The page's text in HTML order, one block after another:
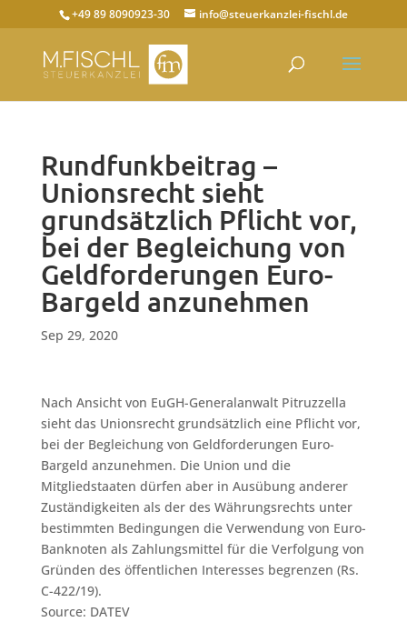
+49 89 8090923-30 info@steuerkanzlei-fischl.de
Rundfunkbeitrag –
Unionsrecht sieht
grundsätzlich Pflicht vor,
bei der Begleichung von
Geldforderungen Euro-
Bargeld anzunehmen
Sep 29, 2020
Nach Ansicht von EuGH-Generalanwalt Pitruzzella
sieht das Unionsrecht grundsätzlich eine Pflicht vor,
bei der Begleichung von Geldforderungen Euro-
Bargeld anzunehmen. Die Union und die
Mitgliedstaaten dürfen aber in Ausübung anderer
Zuständigkeiten als der des Währungsrechts unter
bestimmten Bedingungen die Verwendung von Euro-
Banknoten als Zahlungsmittel für die Verfolgung von
Gründen des öffentlichen Interesses begrenzen (Rs.
C-422/19).
Source: DATEV